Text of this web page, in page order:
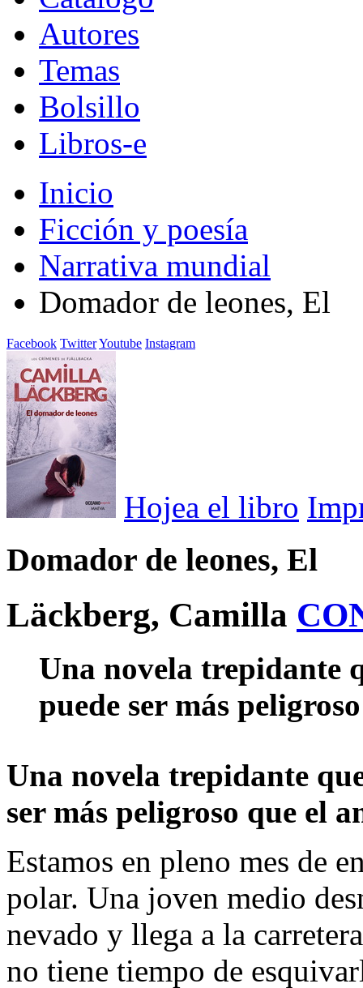
Autores
Temas
Bolsillo
Libros-e
Inicio
Ficción y poesía
Narrativa mundial
Domador de leones, El
Facebook TwitterYoutube Instagram
Hojea el libro
Domador de leones, El
Läckberg, Camilla
Una novela trepidante
puede ser más
Una novela trepidante
ser más peligroso que el
Estamos en pleno mes de
polar. Una joven medio
nevado y llega a la
no tiene tiempo de